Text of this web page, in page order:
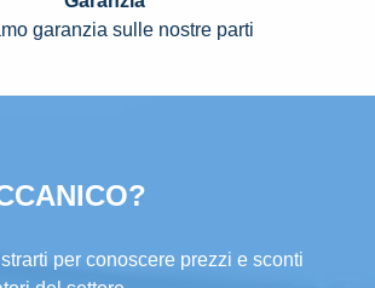
garanzia sulle nostre parti
per conoscere prezzi e sconti